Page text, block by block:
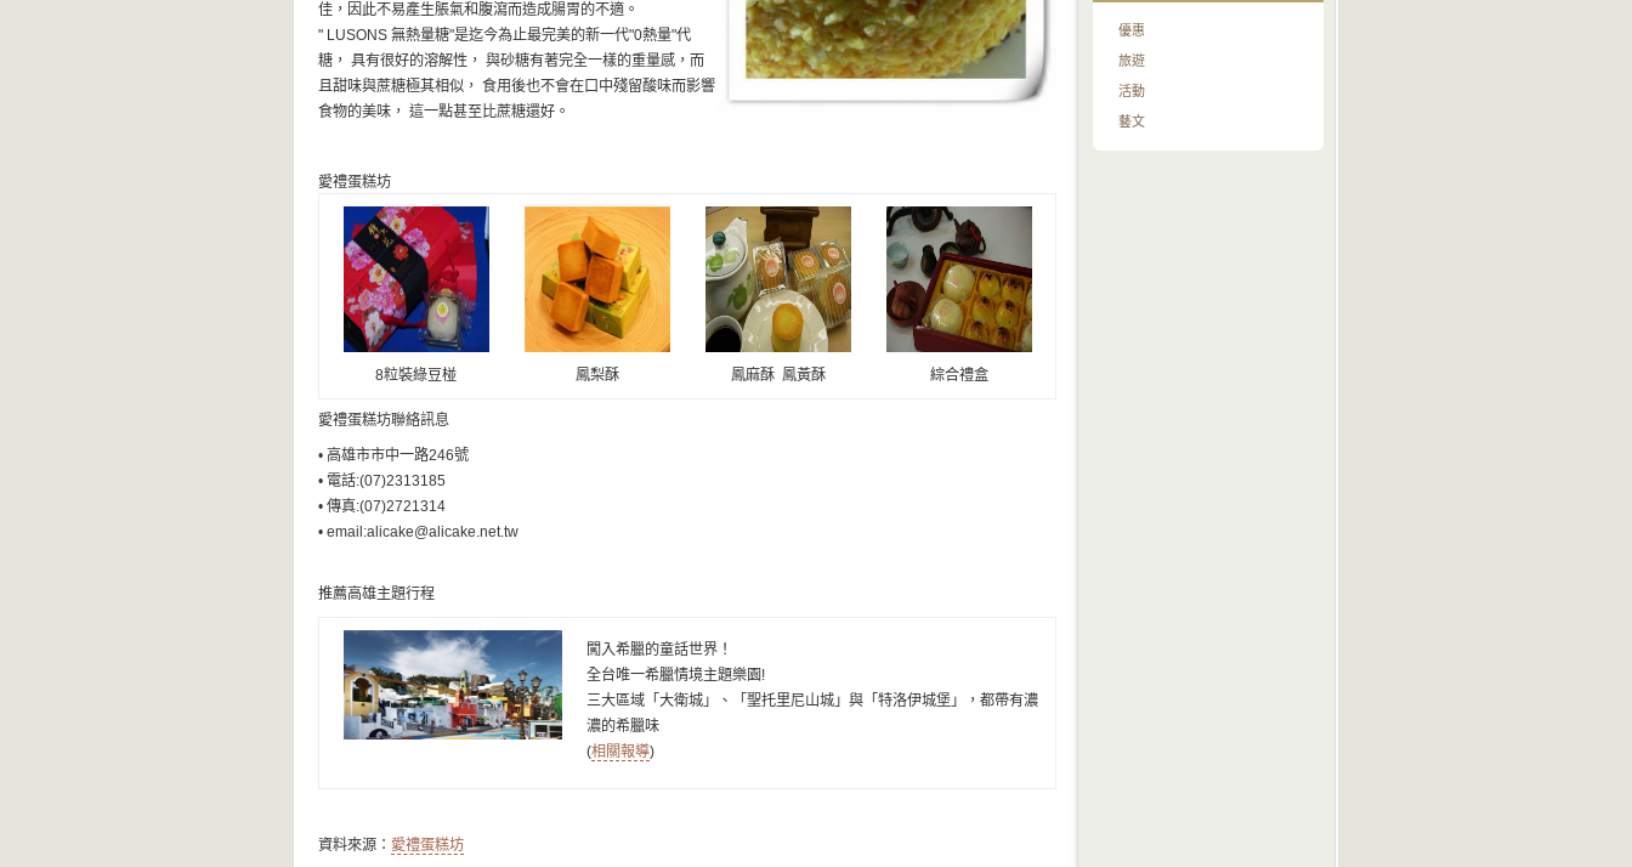
佳，因此不易產生脹氣和腹瀉而造成腸胃的不適。
" LUSONS 無熱量糖"是迄今為止最完美的新一代"0熱量"代
糖， 具有很好的溶解性， 與砂糖有著完全一樣的重量感，而
且甜味與蔗糖極其相似， 食用後也不會在口中殘留酸味而影響
食物的美味， 這一點甚至比蔗糖還好。
愛禮蛋糕坊
8粒裝綠豆椪 鳳梨酥 鳳麻酥 鳳黃酥 綜合禮盒
愛禮蛋糕坊聯絡訊息
• 高雄市市中一路246號
• 電話:(07)2313185
• 傳真:(07)2721314
• email:alicake@alicake.net.tw
推薦高雄主題行程
闖入希臘的童話世界！
全台唯一希臘情境主題樂園!
三大區域「大衛城」、「聖托里尼山城」與「特洛伊城堡」，都帶有濃
濃的希臘味
(相關報導)
資料來源： 愛禮蛋糕坊
優惠
旅遊
活動
藝文